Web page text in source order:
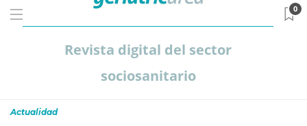
Revista digital del sector
sociosanitario
0
Actualidad